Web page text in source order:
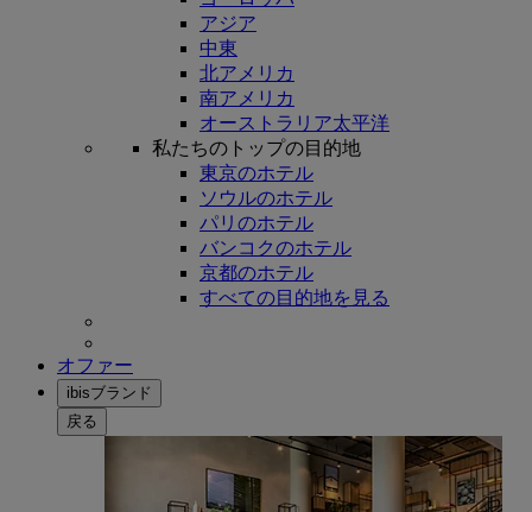
アジア
中東
北アメリカ
南アメリカ
オーストラリア太平洋
私たちのトップの目的地
東京のホテル
ソウルのホテル
パリのホテル
バンコクのホテル
京都のホテル
すべての目的地を見る
オファー
ibisブランド
戻る